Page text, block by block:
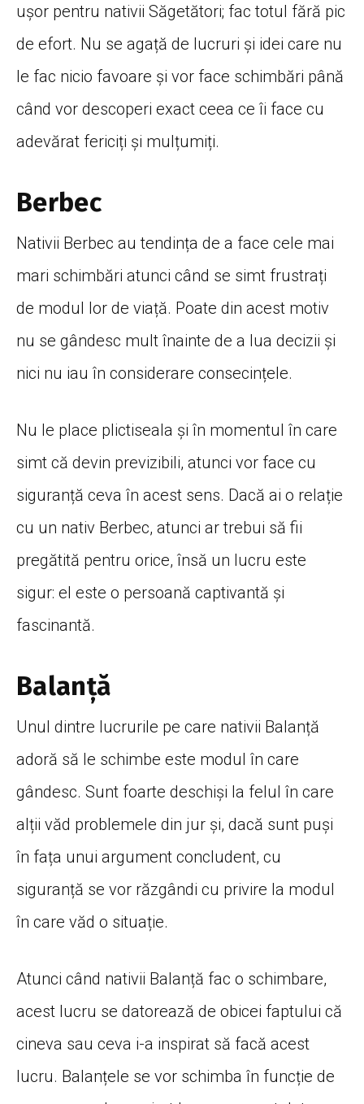
ușor pentru nativii Săgetători; fac totul fără pic
de efort. Nu se agață de lucruri și idei care nu
le fac nicio favoare și vor face schimbări până
când vor descoperi exact ceea ce îi face cu
adevărat fericiți și mulțumiți.
Berbec
Nativii Berbec au tendința de a face cele mai
mari schimbări atunci când se simt frustrați
de modul lor de viață. Poate din acest motiv
nu se gândesc mult înainte de a lua decizii și
nici nu iau în considerare consecințele.
Nu le place plictiseala și în momentul în care
simt că devin previzibili, atunci vor face cu
siguranță ceva în acest sens. Dacă ai o relație
cu un nativ Berbec, atunci ar trebui să fii
pregătită pentru orice, însă un lucru este
sigur: el este o persoană captivantă și
fascinantă.
Balanță
Unul dintre lucrurile pe care nativii Balanță
adoră să le schimbe este modul în care
gândesc. Sunt foarte deschiși la felul în care
alții văd problemele din jur și, dacă sunt puși
în fața unui argument concludent, cu
siguranță se vor răzgândi cu privire la modul
în care văd o situație.
Atunci când nativii Balanță fac o schimbare,
acest lucru se datorează de obicei faptului că
cineva sau ceva i-a inspirat să facă acest
lucru. Balanțele se vor schimba în funcție de